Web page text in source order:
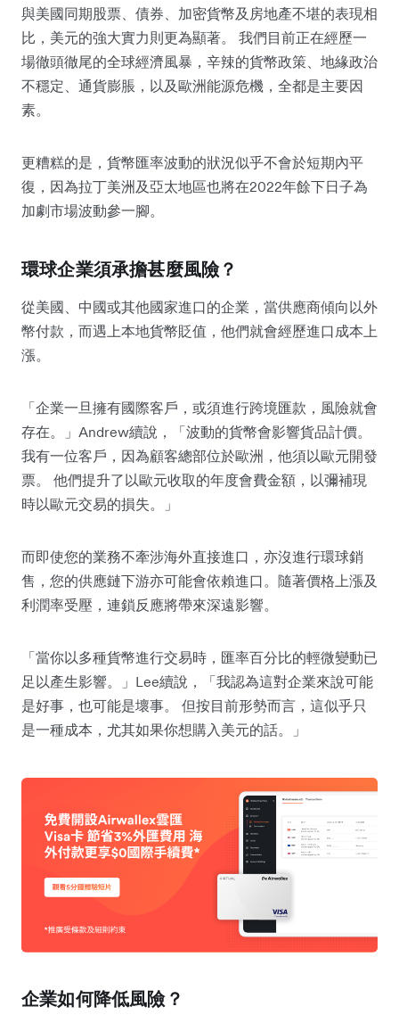
與美國同期股票、債券、加密貨幣及房地產不堪的表現相
比，美元的強大實力則更為顯著。 我們目前正在經歷一
場徹頭徹尾的全球經濟風暴，辛辣的貨幣政策、地緣政治
不穩定、通貨膨脹，以及歐洲能源危機，全都是主要因
素。
更糟糕的是，貨幣匯率波動的狀況似乎不會於短期內平
復，因為拉丁美洲及亞太地區也將在2022年餘下日子為
加劇市場波動參一腳。
環球企業須承擔甚麼風險？
從美國、中國或其他國家進口的企業，當供應商傾向以外
幣付款，而遇上本地貨幣貶值，他們就會經歷進口成本上
漲。
「企業一旦擁有國際客戶，或須進行跨境匯款，風險就會
存在。」Andrew續說，「波動的貨幣會影響貨品計價。
我有一位客戶，因為顧客總部位於歐洲，他須以歐元開發
票。 他們提升了以歐元收取的年度會費金額，以彌補現
時以歐元交易的損失。」
而即使您的業務不牽涉海外直接進口，亦沒進行環球銷
售，您的供應鏈下游亦可能會依賴進口。隨著價格上漲及
利潤率受壓，連鎖反應將帶來深遠影響。
「當你以多種貨幣進行交易時，匯率百分比的輕微變動已
足以產生影響。」Lee續說，「我認為這對企業來說可能
是好事，也可能是壞事。 但按目前形勢而言，這似乎只
是一種成本，尤其如果你想購入美元的話。」
企業如何降低風險？